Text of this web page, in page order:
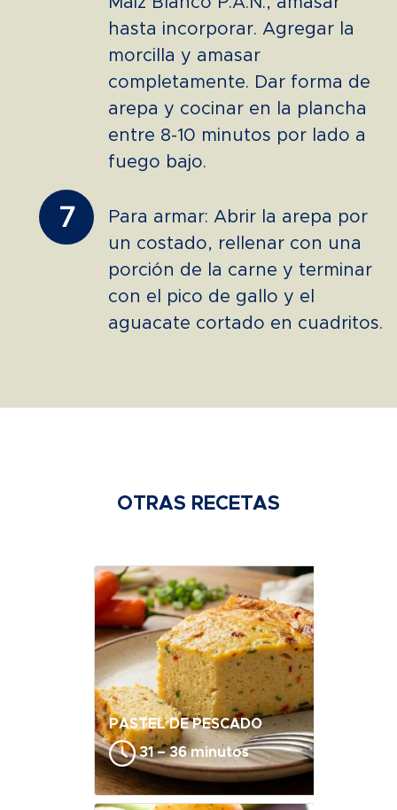
hasta incorporar. Agregar la
morcilla y amasar
completamente. Dar forma de
arepa y cocinar en la plancha
entre 8-10 minutos por lado a
fuego bajo.
7
Para armar: Abrir la arepa por
un costado, rellenar con una
porción de la carne y terminar
con el pico de gallo y el
aguacate cortado en cuadritos.
OTRAS RECETAS
PASTEL DE PESCADO
31 – 36 minutos